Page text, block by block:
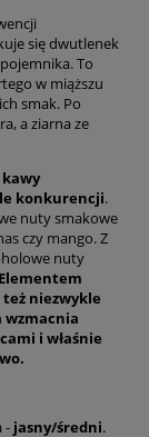
się dwutlenek
To
w miąższu
smak. Po
a ziarna ze
kawy
konkurencji.
nuty smakowe
czy mango. Z
nuty
Elementem
niezwykle
i właśnie
- jasny/średni.